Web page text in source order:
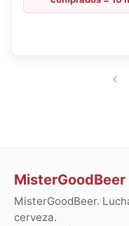
comprada = 1
MisterGoodBeer
MisterGoodBeer.
cerveza.